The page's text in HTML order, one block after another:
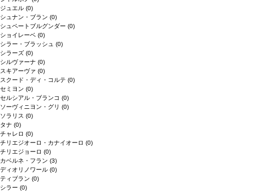
ジュエル (0)
シュナン・ブラン (0)
シュペートブルグンダー (0)
ショイレーベ (0)
シラー・ブラッシュ (0)
シラーズ (0)
シルヴァーナ (0)
スキアーヴァ (0)
スクード・ディ・コルテ (0)
セミヨン (0)
セルシアル・ブランコ (0)
ソーヴィニヨン・グリ (0)
ソラリス (0)
タナ (0)
チャレロ (0)
チリエジオーロ・カナイオーロ (0)
チリエジョーロ (0)
カベルネ・フラン (3)
ディオリノワール (0)
ティブラン (0)
シラー (0)